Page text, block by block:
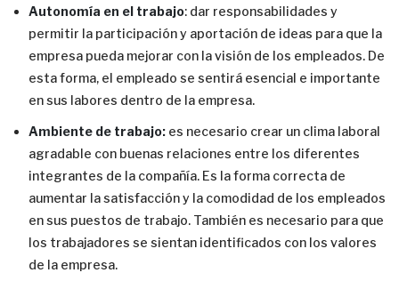
Autonomía en el trabajo: dar responsabilidades y
permitir la participación y aportación de ideas para que la
empresa pueda mejorar con la visión de los empleados. De
esta forma, el empleado se sentirá esencial e importante
en sus labores dentro de la empresa.
Ambiente de trabajo: es necesario crear un clima laboral
agradable con buenas relaciones entre los diferentes
integrantes de la compañía. Es la forma correcta de
aumentar la satisfacción y la comodidad de los empleados
en sus puestos de trabajo. También es necesario para que
los trabajadores se sientan identificados con los valores
de la empresa.